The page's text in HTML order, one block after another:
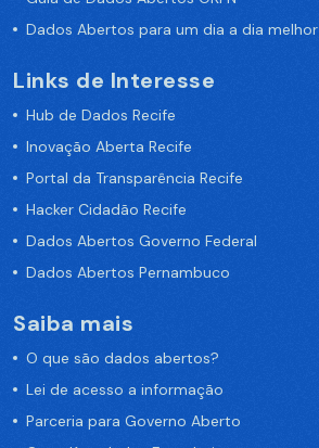
Dados Abertos para um dia a dia melhor
Links de Interesse
Hub de Dados Recife
Inovação Aberta Recife
Portal da Transparência Recife
Hacker Cidadão Recife
Dados Abertos Governo Federal
Dados Abertos Pernambuco
Saiba mais
O que são dados abertos?
Lei de acesso a informação
Parceria para Governo Aberto